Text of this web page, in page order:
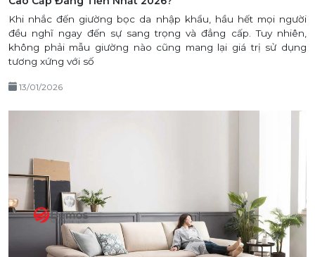
Khi nhắc đến giường bọc da nhập khẩu, hầu hết mọi người
đều nghĩ ngay đến sự sang trọng và đẳng cấp. Tuy nhiên,
không phải mẫu giường nào cũng mang lại giá trị sử dụng
tương xứng với số
13/01/2026